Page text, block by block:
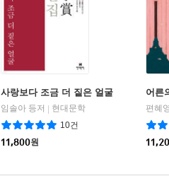
사랑보다 조금 더 짙은 얼굴
임솔아 등저
현대문학
10건
11,800원
어른
편혜